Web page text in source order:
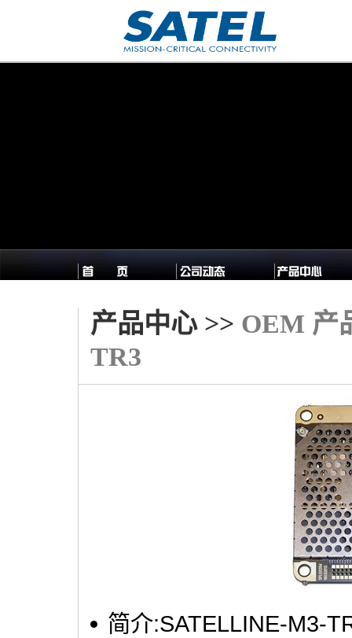
产品中心 >> OEM 产
TR3
简介:SATELLINE-M3-